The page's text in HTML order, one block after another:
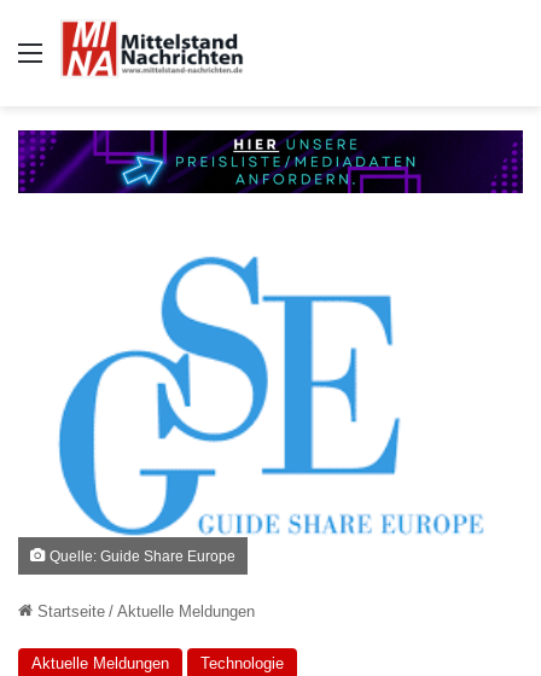
Auswahl
Quelle: Guide Share Europe
Startseite / Aktuelle Meldungen
Aktuelle Meldungen Technologie